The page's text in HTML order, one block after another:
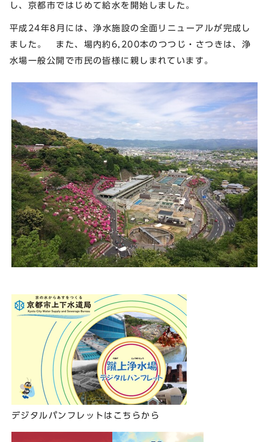
し、京都市ではじめて給水を開始しました。
平成24年8月には、浄水施設の全面リニューアルが完成し
ました。 また、場内約6,200本のつつじ・さつきは、浄
水場一般公開で市民の皆様に親しまれています。
デジタルパンフレットはこちらから